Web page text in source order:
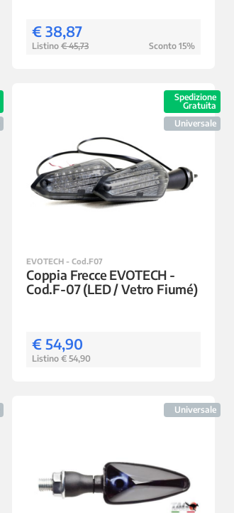
€ 38,87
Listino € 45,73 Sconto 15%
Spedizione
Gratuita
Universale
EVOTECH - Cod.F07
Coppia Frecce EVOTECH -
Cod.F-07 (LED / Vetro Fiumé)
€ 54,90
Listino € 54,90
Universale